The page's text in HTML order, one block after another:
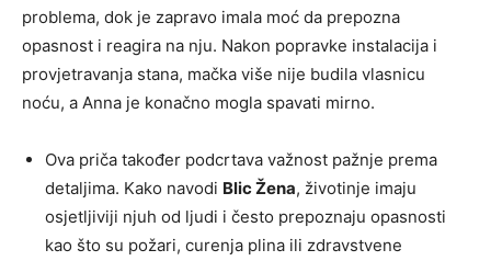
problema, dok je zapravo imala moć da prepozna
opasnost i reagira na nju. Nakon popravke instalacija i
provjetravanja stana, mačka više nije budila vlasnicu
noću, a Anna je konačno mogla spavati mirno.
Ova priča također podcrtava važnost pažnje prema
detaljima. Kako navodi Blic Žena, životinje imaju
osjetljiviji njuh od ljudi i često prepoznaju opasnosti
kao što su požari, curenja plina ili zdravstvene